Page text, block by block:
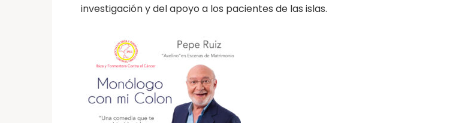
investigación y del apoyo a los pacientes de las islas.